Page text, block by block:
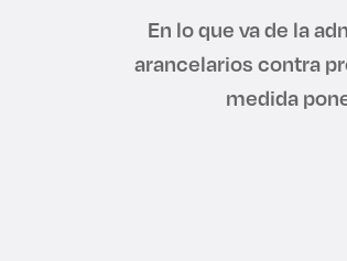
En lo que va de la
arancelarios contra
medida